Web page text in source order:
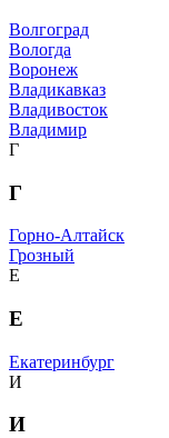
Волгоград
Вологда
Воронеж
Владикавказ
Владивосток
Владимир
Г
Г
Горно-Алтайск
Грозный
Е
Е
Екатеринбург
И
И